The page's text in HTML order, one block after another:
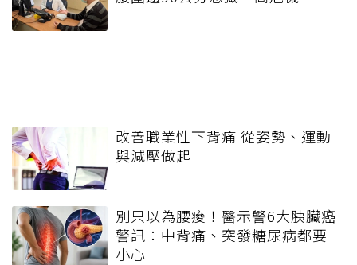
改善職業性下背痛 從姿勢、運動
與減壓做起
別只以為腰痠！醫示警6大胰臟癌
警訊：中背痛、突發糖尿病都要
小心